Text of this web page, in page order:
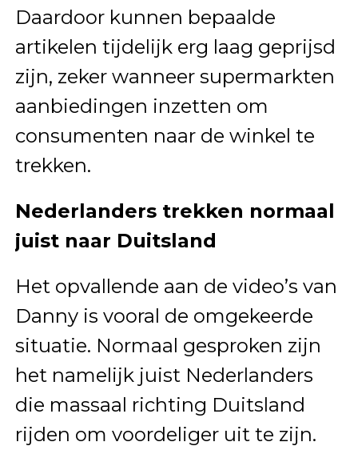
Daardoor kunnen bepaalde
artikelen tijdelijk erg laag geprijsd
zijn, zeker wanneer supermarkten
aanbiedingen inzetten om
consumenten naar de winkel te
trekken.
Nederlanders trekken normaal
juist naar Duitsland
Het opvallende aan de video’s van
Danny is vooral de omgekeerde
situatie. Normaal gesproken zijn
het namelijk juist Nederlanders
die massaal richting Duitsland
rijden om voordeliger uit te zijn.